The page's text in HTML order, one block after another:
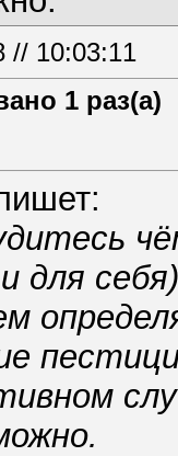
// 10:03:11
1 раз(а)
и для